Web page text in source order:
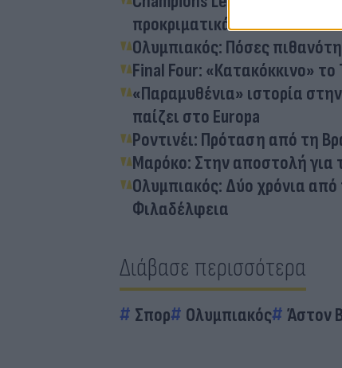
προκριματικά
Ολυμπιακός: Πόσες
Final Four: «Κατακόκκινο»
«Παραμυθένια» ιστορία
παίζει στο Europa
Ροντινέι: Πρόταση από τη
Μαρόκο: Στην αποστολή για
Ολυμπιακός: Δύο χρόνια
Φιλαδέλφεια
Διάβασε περισσότερα
Σπορ Ολυμπιακός Άστον